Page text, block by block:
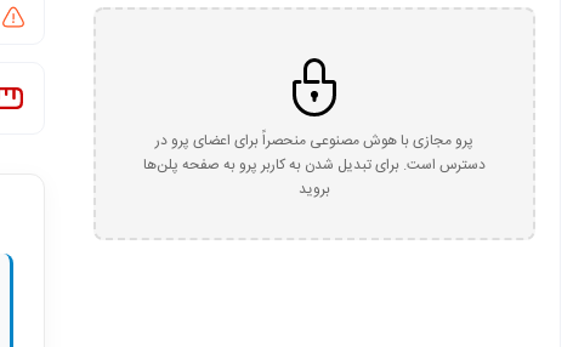
پرو مجازی با هوش مصنوعی منحصراً برای اعضای پرو در
دسترس است. برای تبدیل شدن به کاربر پرو به صفحه پلن‌ها
بروید